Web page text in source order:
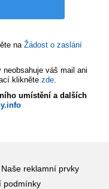
na Žádost o zaslání
váš mail ani
klikněte zde.
umístění a dalších
Naše reklamní prvky
podmínky